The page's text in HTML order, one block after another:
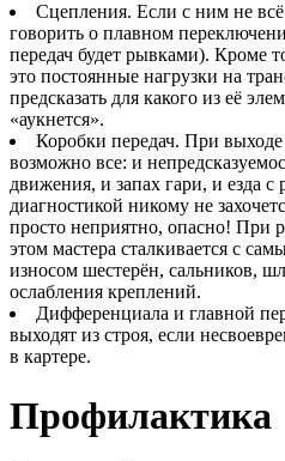
Сцепления. Если с ним не
говорить о плавном
передач будет рывками). Кроме
это постоянные нагрузки на
предсказать для какого из её
«аукнется».
Коробки передач. При выходе
возможно все: и
движения, и запах гари, и езда
диагностикой никому не
просто неприятно, опасно! При
этом мастера сталкивается с
износом шестерён, сальников,
ослабления креплений.
Дифференциала и главной
выходят из строя, если
в картере.
Профилактика